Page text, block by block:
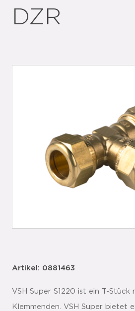
DZR
Artikel: 0881463
VSH Super S1220 ist ein T-Stück
Klemmenden. VSH Super bietet